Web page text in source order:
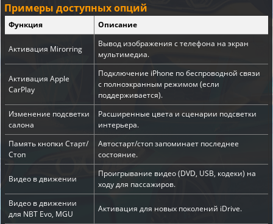
Примеры доступных опций
Функция Описание
Активация Mirorring
Вывод изображения с телефона на экран
мультимедиа.
Активация Apple
CarPlay
Подключение iPhone по беспроводной связи
с полноэкранным режимом (если
поддерживается).
Изменение подсветки
салона
Расширенные цвета и сценарии подсветки
интерьера.
Память кнопки Старт/
Стоп
Автостарт/стоп запоминает последнее
состояние.
Видео в движении
Проигрывание видео (DVD, USB, кодеки) на
ходу для пассажиров.
Видео в движении
для NBT Evo, MGU
Активация для новых поколений iDrive.